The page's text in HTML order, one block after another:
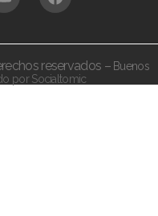
reservados – Buenos
por Socialtomic